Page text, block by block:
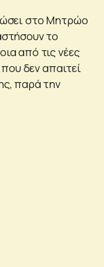
στο Μητρώο
το
από τις νέες
δεν απαιτεί
παρά την